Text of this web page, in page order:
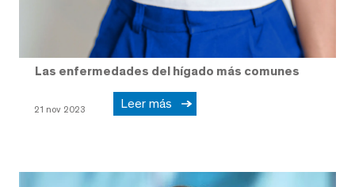
Las enfermedades del hígado más comunes
21 nov 2023 Leer más